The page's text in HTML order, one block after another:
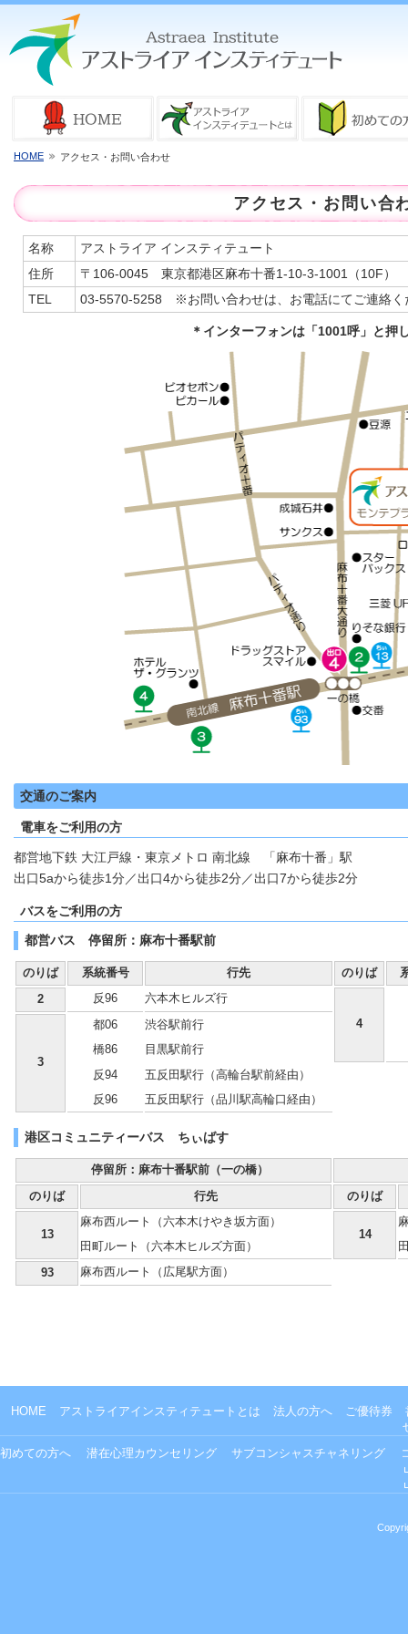
HOME アクセス・お問い合わせ
アクセス・お問い合
名称
アストライア インスティテュート
住所
〒106-0045 東京都港区麻布十番1-10-3-1001（10F）
TEL
03-5570-5258 ※お問い合わせは、お電話にてご連絡く
＊インターフォンは「1001呼」と押
交通のご案内
電車をご利用の方
都営地下鉄 大江戸線・東京メトロ 南北線 「麻布十番」駅
出口5aから徒歩1分／出口4から徒歩2分／出口7から徒歩2分
バスをご利用の方
都営バス 停留所：麻布十番駅前
のりば 系統番号 行先 のりば
2 反96
六本木ヒルズ行
4
3
都06
渋谷駅前行
橋86
目黒駅前行
反94
五反田駅行（高輪台駅前経由）
反96
五反田駅行（品川駅高輪口経由）
港区コミュニティーバス ちぃばす
停留所：麻布十番駅前（一の橋）
のりば 行先 のりば
13
麻布西ルート（六本木けやき坂方面）
14
田町ルート（六本木ヒルズ方面）
93 麻布西ルート（広尾駅方面）
HOME アストライアインスティテュートとは 法人の方へ ご優待券
初めての方へ 潜在心理カウンセリング サブコンシャスチャネリング